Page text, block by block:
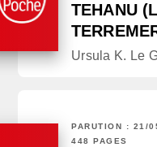
TEHANU
Ursula K. Le
PARUTION : 21/
448 PAGES